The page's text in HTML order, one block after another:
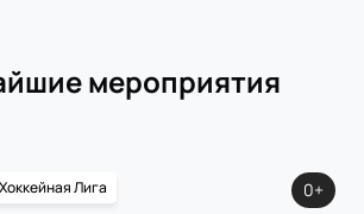
мероприятия
Лига
0+